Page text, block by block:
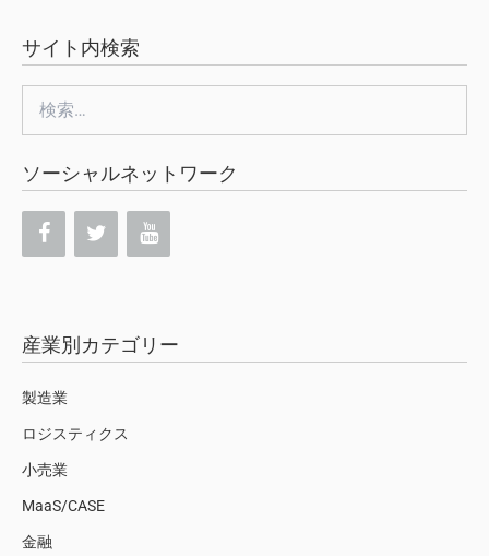
サイト内検索
索:
ソーシャルネットワーク
産業別カテゴリー
製造業
ロジスティクス
小売業
MaaS/CASE
金融